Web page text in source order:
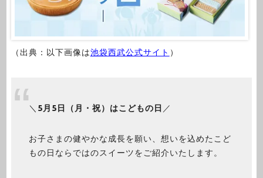
（出典：以下画像は池袋西武公式サイト ）
＼ 5月5日（月・祝）はこどもの日 ／
お子さまの健やかな成長を願い、想いを込めたこど
もの日ならではのスイーツをご紹介いたします。